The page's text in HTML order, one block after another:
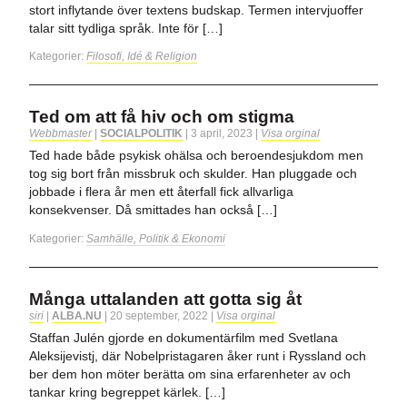
stort inflytande över textens budskap. Termen intervjuoffer
talar sitt tydliga språk. Inte för […]
Kategorier: Filosofi, Idé & Religion
Ted om att få hiv och om stigma
Webbmaster SOCIALPOLITIK 3 april, 2023 Visa orginal
Ted hade både psykisk ohälsa och beroendesjukdom men
tog sig bort från missbruk och skulder. Han pluggade och
jobbade i flera år men ett återfall fick allvarliga
konsekvenser. Då smittades han också […]
Kategorier: Samhälle, Politik & Ekonomi
Många uttalanden att gotta sig åt
siri | ALBA.NU | 20 september, 2022 | Visa orginal
Staffan Julén gjorde en dokumentärfilm med Svetlana
Aleksijevistj, där Nobelpristagaren åker runt i Ryssland och
ber dem hon möter berätta om sina erfarenheter av och
tankar kring begreppet kärlek. […]